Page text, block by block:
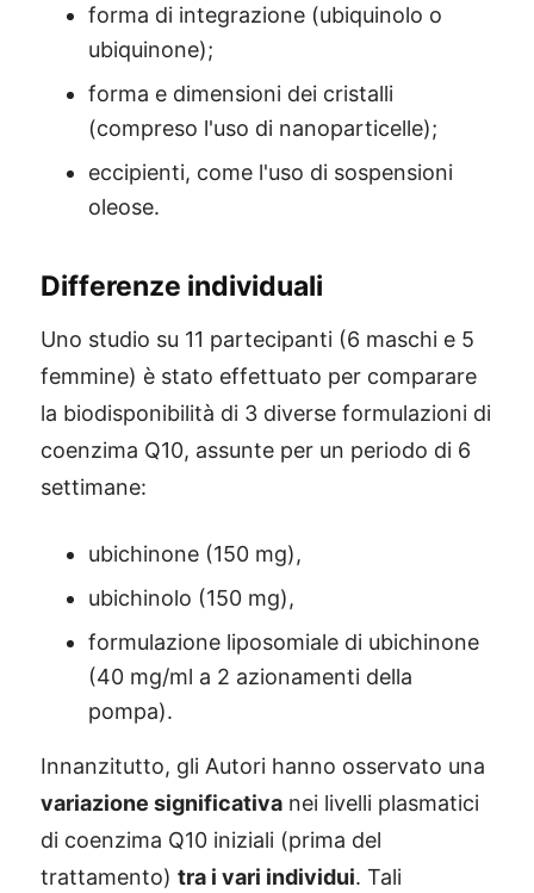
forma di integrazione (ubiquinolo o
ubiquinone);
forma e dimensioni dei cristalli
(compreso l'uso di nanoparticelle);
eccipienti, come l'uso di sospensioni
oleose.
Differenze individuali
Uno studio su 11 partecipanti (6 maschi e 5
femmine) è stato effettuato per comparare
la biodisponibilità di 3 diverse formulazioni di
coenzima Q10, assunte per un periodo di 6
settimane:
ubichinone (150 mg),
ubichinolo (150 mg),
formulazione liposomiale di ubichinone
(40 mg/ml a 2 azionamenti della
pompa).
Innanzitutto, gli Autori hanno osservato una
variazione significativa nei livelli plasmatici
di coenzima Q10 iniziali (prima del
trattamento) tra i vari individui. Tali